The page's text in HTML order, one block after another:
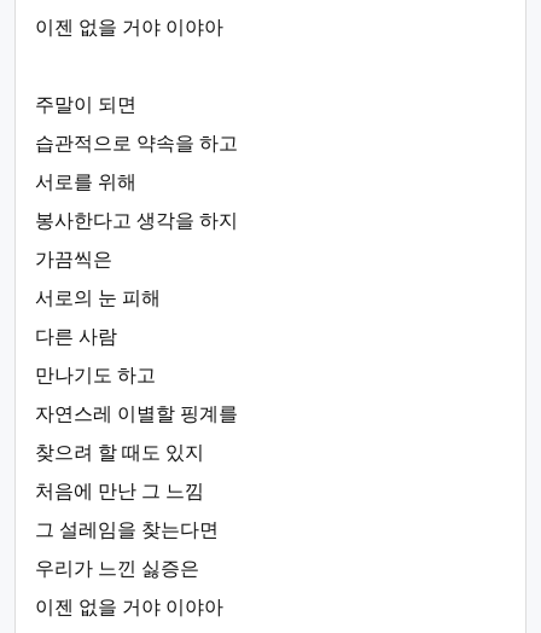
이젠 없을 거야 이야아
주말이 되면
습관적으로 약속을 하고
서로를 위해
봉사한다고 생각을 하지
가끔씩은
서로의 눈 피해
다른 사람
만나기도 하고
자연스레 이별할 핑계를
찾으려 할 때도 있지
처음에 만난 그 느낌
그 설레임을 찾는다면
우리가 느낀 싫증은
이젠 없을 거야 이야아